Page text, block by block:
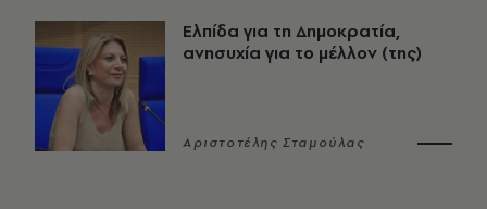
Ελπίδα για τη Δημοκρατία,
ανησυχία για το μέλλον (της)
Αριστοτέλης Σταμούλας